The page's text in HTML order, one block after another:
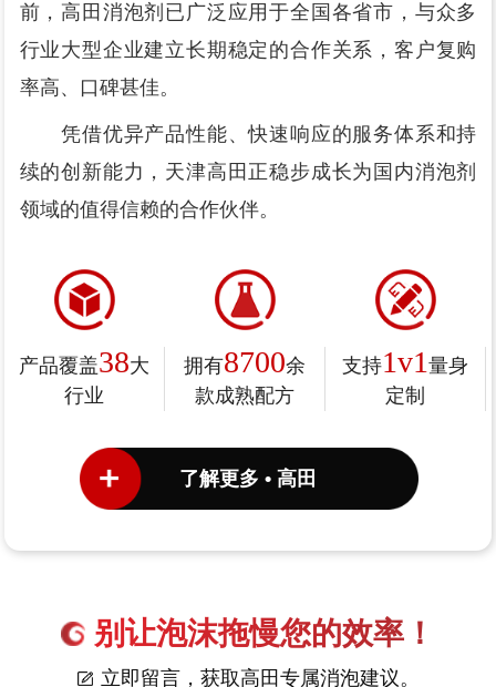
前，高田消泡剂已广泛应用于全国各省市，与众多
行业大型企业建立长期稳定的合作关系，客户复购
率高、口碑甚佳。
凭借优异产品性能、快速响应的服务体系和持
续的创新能力，天津高田正稳步成长为国内消泡剂
领域的值得信赖的合作伙伴。
产品覆盖38大
行业
拥有8700余
款成熟配方
支持1v1 量身
定制
了解更多 • 高田
别让泡沫拖慢您的效率！
立即留言，获取高田专属消泡建议。